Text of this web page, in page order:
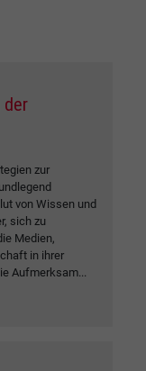
der
zur
von Wissen und
sich zu
Medien,
in ihrer
Aufmerksam...